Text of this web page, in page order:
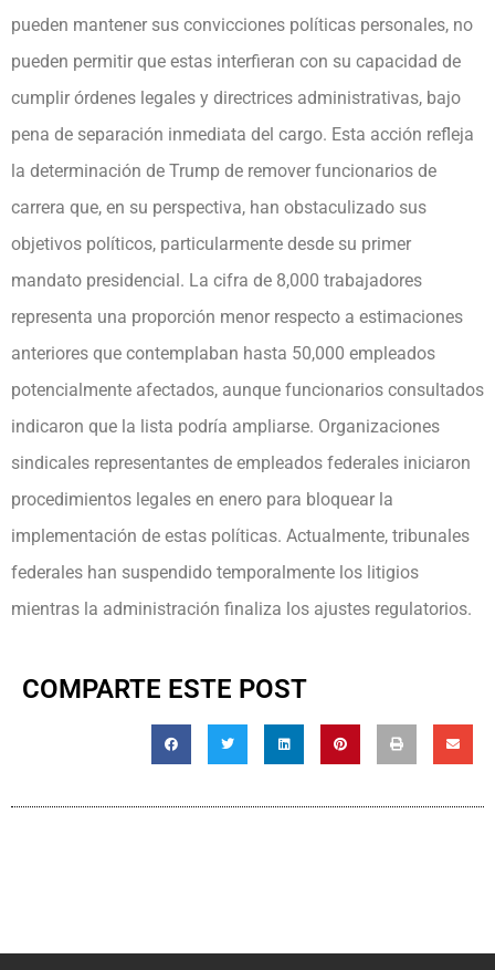
pueden mantener sus convicciones políticas personales, no
pueden permitir que estas interfieran con su capacidad de
cumplir órdenes legales y directrices administrativas, bajo
pena de separación inmediata del cargo. Esta acción refleja
la determinación de Trump de remover funcionarios de
carrera que, en su perspectiva, han obstaculizado sus
objetivos políticos, particularmente desde su primer
mandato presidencial. La cifra de 8,000 trabajadores
representa una proporción menor respecto a estimaciones
anteriores que contemplaban hasta 50,000 empleados
potencialmente afectados, aunque funcionarios consultados
indicaron que la lista podría ampliarse. Organizaciones
sindicales representantes de empleados federales iniciaron
procedimientos legales en enero para bloquear la
implementación de estas políticas. Actualmente, tribunales
federales han suspendido temporalmente los litigios
mientras la administración finaliza los ajustes regulatorios.
COMPARTE ESTE POST